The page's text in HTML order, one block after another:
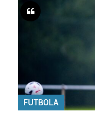
FUTBOLA